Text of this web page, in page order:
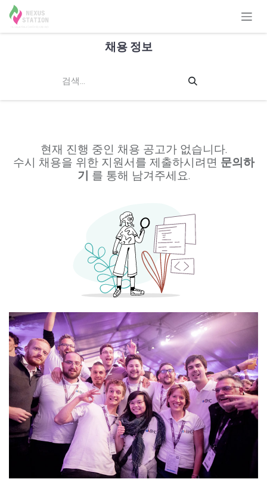
콘텐츠로 건너뛰기
채용 정보
현재 진행 중인 채용 공고가 없습니다.
수시 채용을 위한 지원서를 제출하시려면 문의하
기 를 통해 남겨주세요.